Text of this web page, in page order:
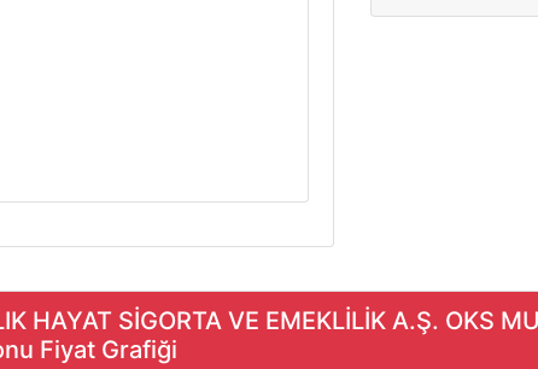
HAYAT SİGORTA VE EMEKLİLİK A.Ş. OKS
Fiyat Grafiği